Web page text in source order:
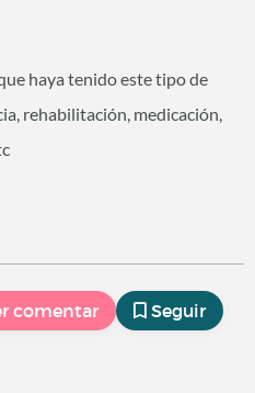
haya tenido este tipo de
rehabilitación, medicación,
comentar Seguir